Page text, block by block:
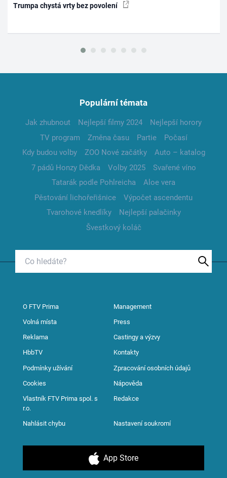
Trumpa chystá vrty bez povolení
Populární témata
Jak zhubnout Nejlepší filmy 2024
Nejlepší horory
TV program
Změna času Partie
Počasí
Kdy budou volby
ZOO Nové začátky
Auto – katalog
7 pádů Honzy Dědka
Volby 2025
Svařené víno
Tatarák podle Pohlreicha
Aloe vera
Pěstování lichořeřišnice
Výpočet ascendentu
Tvarohové knedlíky
Nejlepší palačinky
Švestkový koláč
O FTV Prima Management
Volná místa Press
Reklama Castingy a výzvy
HbbTV Kontakty
Podmínky užívání Zpracování osobních údajů
Cookies Nápověda
Vlastník FTV Prima spol. s
r.o.
Redakce
Nahlásit chybu Nastavení soukromí
App Store